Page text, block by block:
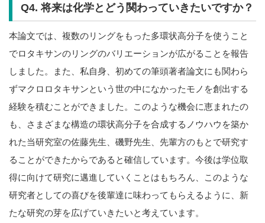
Q4. 将来は化学とどう関わっていきたいですか？
本論文では、複数のリングをもった多環状高分子を使うこと
でロタキサンのリングのバリエーションが広がることを報告
しました。また、私自身、初めての筆頭著者論文にも関わら
ずマクロロタキサンという世の中になかったモノを創出する
経験を積むことができました。このような機会に恵まれたの
も、さまざまな構造の環状高分子を合成するノウハウを築か
れた当研究室の佐藤先生、磯野先生、先輩方のもとで研究す
ることができたからであると確信しています。今後は学位取
得に向けて研究に邁進していくことはもちろん、このような
研究者としての喜びを後輩達に味わってもらえるように、新
たな研究の芽を広げていきたいと考えています。